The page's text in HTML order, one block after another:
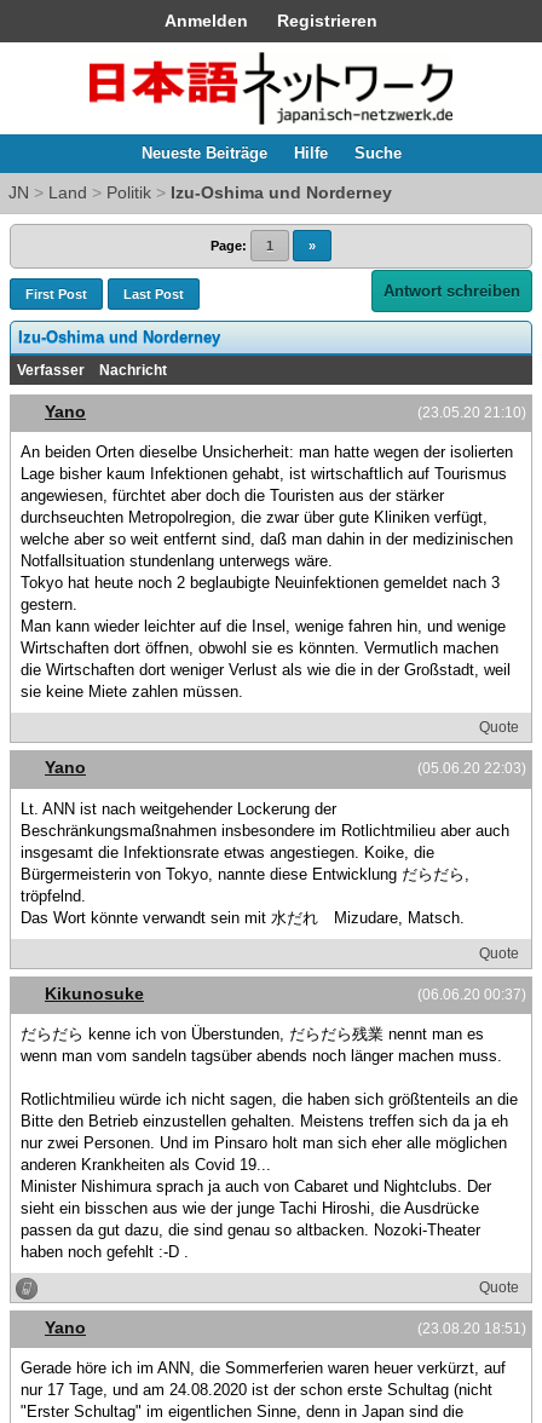
Anmelden Registrieren
Neueste Beiträge Hilfe Suche
JN > Land > Politik > Izu-Oshima und Norderney
Page: 1 »
First Post Last Post Antwort schreiben
Izu-Oshima und Norderney
Verfasser Nachricht
(23.05.20 21:10)
Yano
An beiden Orten dieselbe Unsicherheit: man hatte wegen der isolierten
Lage bisher kaum Infektionen gehabt, ist wirtschaftlich auf Tourismus
angewiesen, fürchtet aber doch die Touristen aus der stärker
durchseuchten Metropolregion, die zwar über gute Kliniken verfügt,
welche aber so weit entfernt sind, daß man dahin in der medizinischen
Notfallsituation stundenlang unterwegs wäre.
Tokyo hat heute noch 2 beglaubigte Neuinfektionen gemeldet nach 3
gestern.
Man kann wieder leichter auf die Insel, wenige fahren hin, und wenige
Wirtschaften dort öffnen, obwohl sie es könnten. Vermutlich machen
die Wirtschaften dort weniger Verlust als wie die in der Großstadt, weil
sie keine Miete zahlen müssen.
Quote
(05.06.20 22:03)
Yano
Lt. ANN ist nach weitgehender Lockerung der
Beschränkungsmaßnahmen insbesondere im Rotlichtmilieu aber auch
insgesamt die Infektionsrate etwas angestiegen. Koike, die
Bürgermeisterin von Tokyo, nannte diese Entwicklung だらだら,
tröpfelnd.
Das Wort könnte verwandt sein mit 水だれ Mizudare, Matsch.
Quote
(06.06.20 00:37)
Kikunosuke
だらだら kenne ich von Überstunden, だらだら残業 nennt man es
wenn man vom sandeln tagsüber abends noch länger machen muss.
Rotlichtmilieu würde ich nicht sagen, die haben sich größtenteils an die
Bitte den Betrieb einzustellen gehalten. Meistens treffen sich da ja eh
nur zwei Personen. Und im Pinsaro holt man sich eher alle möglichen
anderen Krankheiten als Covid 19...
Minister Nishimura sprach ja auch von Cabaret und Nightclubs. Der
sieht ein bisschen aus wie der junge Tachi Hiroshi, die Ausdrücke
passen da gut dazu, die sind genau so altbacken. Nozoki-Theater
haben noch gefehlt :-D .
Quote
(23.08.20 18:51)
Yano
Gerade höre ich im ANN, die Sommerferien waren heuer verkürzt, auf
nur 17 Tage, und am 24.08.2020 ist der schon erste Schultag (nicht
"Erster Schultag" im eigentlichen Sinne, denn in Japan sind die